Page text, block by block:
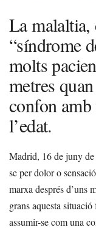
La malaltia,
“síndrome
molts
metres
confon
l’edat.
Madrid, 16 de juny de
se per dolor o
marxa després d’uns
grans aquesta
assumir-se com una